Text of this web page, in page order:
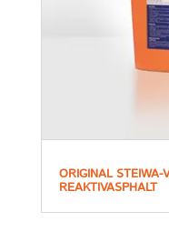
ORIGINAL STEIWA-
REAKTIVASPHALT